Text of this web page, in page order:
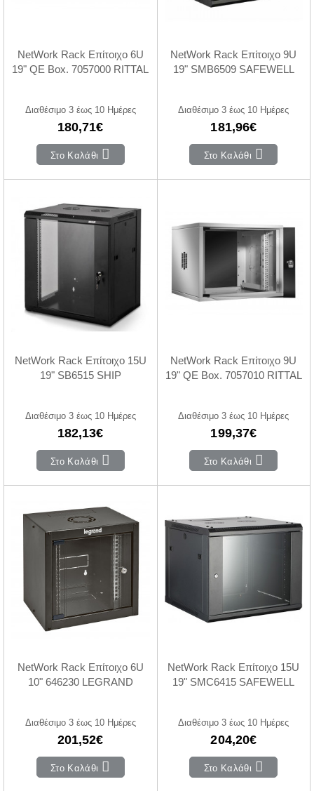
NetWork Rack Επίτοιχο 6U
19" QE Box. 7057000 RITTAL
Διαθέσιμο 3 έως 10 Ημέρες
180,71€
Στο Καλάθι
NetWork Rack Επίτοιχο 9U
19" SMB6509 SAFEWELL
Διαθέσιμο 3 έως 10 Ημέρες
181,96€
Στο Καλάθι
NetWork Rack Επίτοιχο 15U
19" SB6515 SHIP
Διαθέσιμο 3 έως 10 Ημέρες
182,13€
Στο Καλάθι
NetWork Rack Επίτοιχο 9U
19" QE Box. 7057010 RITTAL
Διαθέσιμο 3 έως 10 Ημέρες
199,37€
Στο Καλάθι
NetWork Rack Επίτοιχο 6U
10" 646230 LEGRAND
Διαθέσιμο 3 έως 10 Ημέρες
201,52€
Στο Καλάθι
NetWork Rack Επίτοιχο 15U
19" SMC6415 SAFEWELL
Διαθέσιμο 3 έως 10 Ημέρες
204,20€
Στο Καλάθι